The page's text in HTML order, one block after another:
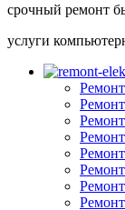
срочный ремонт
услуги